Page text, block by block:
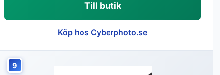
Till butik
Köp hos Cyberphoto.se
9